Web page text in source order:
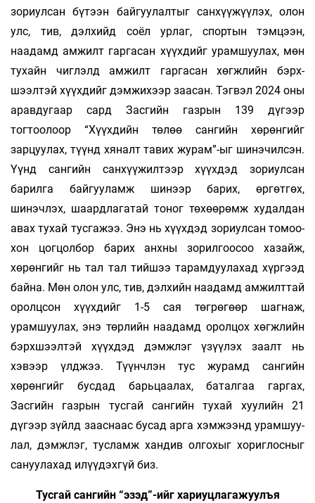
зориул­сан бү­­тээн байгуулалтыг санхүүжүүлэх, олон
улс, тив, дэлхийд соёл урлаг, спортын тэм­цээн,
наадамд ам­жилт гаргасан хүүхдийг урам­шуулах, мөн
ту­хайн чиглэлд амжилт гар­га­сан хөгжлийн бэрх­
шээлтэй хүүхдийг дэм­жи­хээр заасан. Тэг­вэл 2024 оны
аравдугаар сард Засгийн газрын 139 дүгээр
тогтоолоор “Хүүх­­дийн төлөө сан­гийн хөрөнгийг
зарцуулах, түүнд хяналт та­вих журам”-ыг шинэчил­сэн.
Үүнд сангийн сан­­­­хүүжилтээр хүүхдэд зориулсан
барилга бай­­гуу­­ламж шинээр барих, өргөтгөх,
шинэчлэх, шаард­­­­лагатай тоног төхөөрөмж худалдан
авах ту­­­­хай тусгажээ. Энэ нь хүүхдэд зориулсан то­­моо­
хон цогцолбор барих анхны зорилгоо­соо хазайж,
хөрөнгийг нь тал тал тий­­шээ тарамдуулахад хүргээд
байна. Мөн олон улс, тив, дэлхийн наадамд амжилттай
оролц­­сон хүүхдийг 1-5 сая төгрөгөөр шагнаж,
урамшуулах, энэ төрлийн наадамд оролцох хөгжлийн
бэрхшээлтэй хүүх­дэд дэмжлэг үзүү­лэх заалт нь
хэвээр үлджээ. Түүнчлэн тус жу­­рамд сангийн
хөрөнгийг бус­дад барьцаалах, баталгаа гаргах,
Засгийн газ­рын тусгай сангийн тухай хуулийн 21
дүгээр зүйлд зааснаас бусад арга хэмжээнд урамшуу­
лал, дэмжлэг, тусламж хандив олгохыг хо­­­риглосныг
сануулахад илүүдэхгүй биз.
Тусгай сангийн “эзэд”-ийг хариуцлагажуулъя